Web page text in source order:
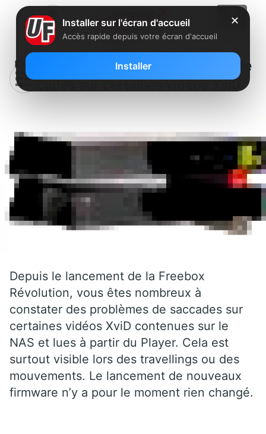
Freebox Révolution : Problème de
saccades sur certaines vidéos XviD
Depuis le lancement de la Freebox
Révolution, vous êtes nombreux à
constater des problèmes de saccades sur
certaines vidéos XviD contenues sur le
NAS et lues à partir du Player. Cela est
surtout visible lors des travellings ou des
mouvements. Le lancement de nouveaux
firmware n’y a pour le moment rien changé.
✕
Installer sur l'écran d'accueil
Accès rapide depuis votre écran d'accueil
Installer